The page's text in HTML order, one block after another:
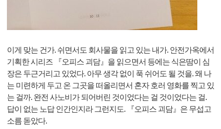
이게 맞는 건가. 쉬면서도 회사물을 읽고 있는 내가. 안전가옥에서
기획한 시리즈 『오피스 괴담』을 읽으면서 등에는 식은땀이 심
장은 두근거리고 있었다. 아무 생각 없이 푹 쉬어도 될 것을. 왜 나
는 미련하게 두고 온 그곳을 떠올리면서 혼자 호러 영화를 찍고 있
는 걸까. 완전 사노비가 되어버린 것이었다는 걸 것이었다는 걸.
답이 없는 노답 인간인지라 그런지도. 『오피스 괴담』은 무섭고
소름 돋았다.